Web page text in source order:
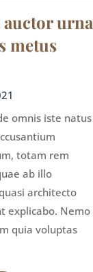
urna
metus
omnis iste natus
totam rem
ab illo
architecto
explicabo. Nemo
quia voluptas